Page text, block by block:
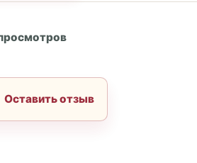
Оставить отзыв